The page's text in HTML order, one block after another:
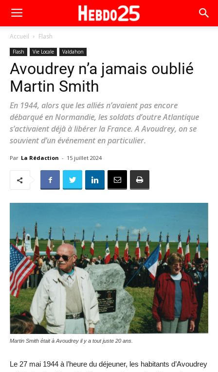
Accueil Flash
Flash Vie Locale Valdahon
Avoudrey n’a jamais oublié
Martin Smith
En 1944, alors que les alliés n’avaient pas encore
débarqué en Normandie, les soldats d’outre Atlantique
s’activaient déjà à libérer la France. A Avoudrey, on se
souvient d’un événement en particulier.
Par La Rédaction - 15 juillet 2024
Martin Smith était à Avoudrey il y a tout juste 20 ans.
Le 27 mai 1944 à l’heure du déjeuner, les habitants d’Avoudrey